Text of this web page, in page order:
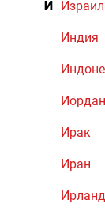
И
Индия
Ирак
Иран